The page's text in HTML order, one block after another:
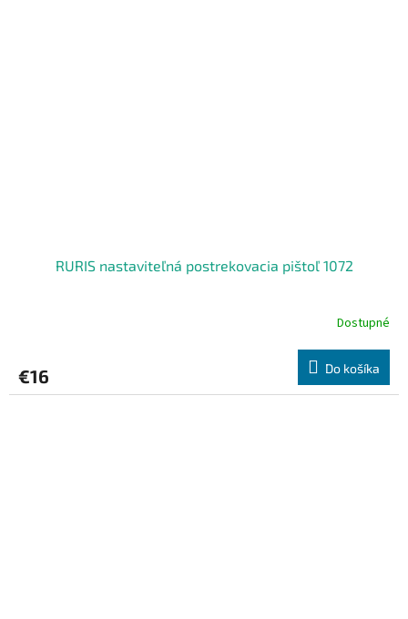
RURIS nastaviteľná postrekovacia pištoľ 1072
Dostupné
€16 Do košíka